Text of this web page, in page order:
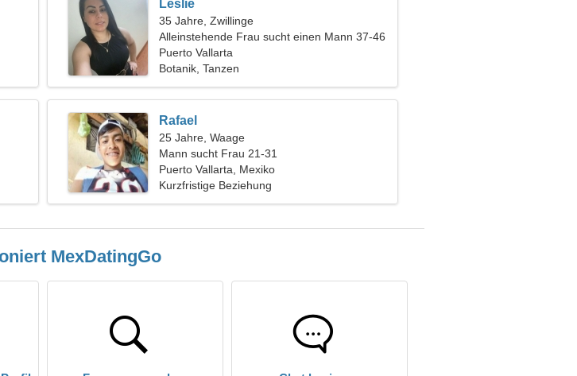
Leslie
35 Jahre, Zwillinge
Alleinstehende Frau sucht einen Mann 37-46
Puerto Vallarta
Botanik, Tanzen
Rafael
25 Jahre, Waage
Mann sucht Frau 21-31
Puerto Vallarta, Mexiko
Kurzfristige Beziehung
MexDatingGo